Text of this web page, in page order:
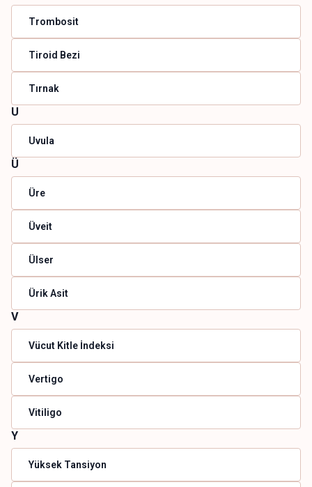
Trombosit
Tiroid Bezi
Tırnak
U
Uvula
Ü
Üre
Üveit
Ülser
Ürik Asit
V
Vücut Kitle İndeksi
Vertigo
Vitiligo
Y
Yüksek Tansiyon